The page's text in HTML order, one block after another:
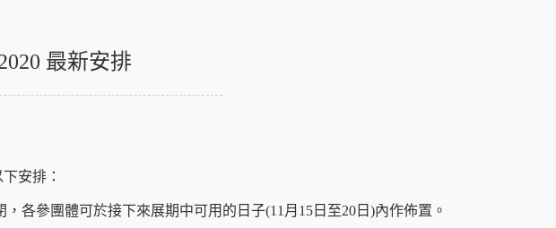
最新安排
安排：
各參團體可於接下來展期中可用的日子(11月15日至20日)內作佈置。